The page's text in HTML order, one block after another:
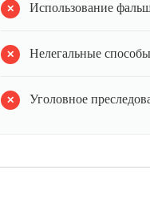
Использование
Нелегальные
Уголовное